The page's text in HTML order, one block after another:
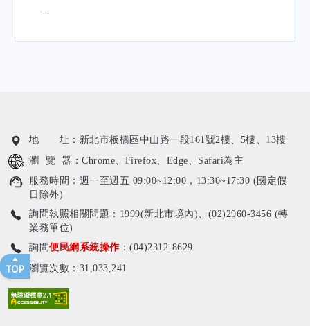
--
地 址：新北市板橋區中山路一段161號2樓、5樓、13樓
瀏 覽 器：Chrome、Firefox、Edge、Safari為主
服務時間：週一至週五 09:00~12:00，13:30~17:30 (國定假
日除外)
詢問執照相關問題：1999(新北市境內)、(02)2960-3456 (轉
業務單位)
詢問便民網系統操作 ：(04)2312-8629
瀏覽次數：31,033,241